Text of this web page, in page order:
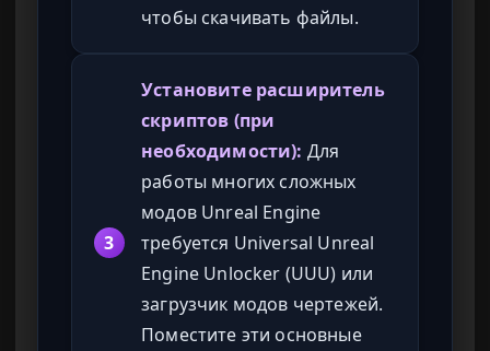
чтобы скачивать файлы.
3
Установите расширитель
скриптов (при
необходимости): Для
работы многих сложных
модов Unreal Engine
требуется Universal Unreal
Engine Unlocker (UUU) или
загрузчик модов чертежей.
Поместите эти основные